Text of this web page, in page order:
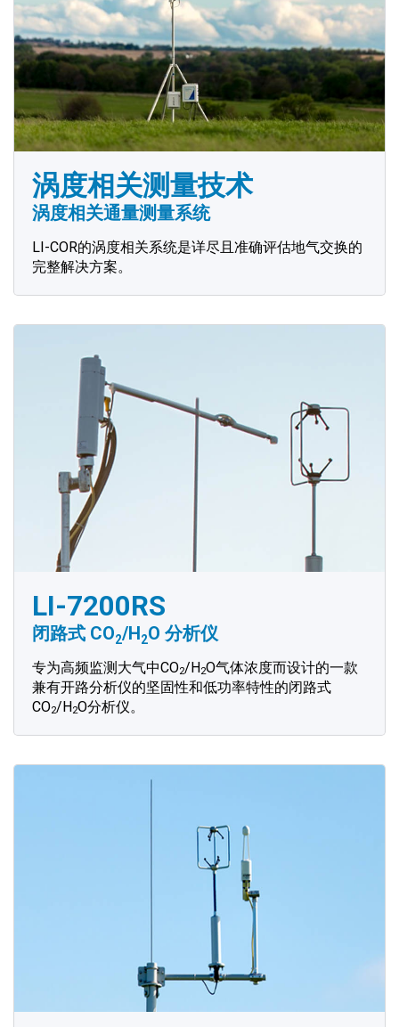
涡度相关测量技术
涡度相关通量测量系统
LI-COR的涡度相关系统是详尽且准确评估地气交换的
完整解决方案。
LI-7200RS
闭路式 CO2/H2O 分析仪
专为高频监测大气中CO2/H2O气体浓度而设计的一款
兼有开路分析仪的坚固性和低功率特性的闭路式
CO2/H2O分析仪。